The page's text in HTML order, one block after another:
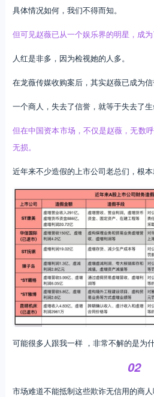
具体情况如何，我们不得而知。
但可见赵薇已从一个娱乐界的明星，成为
人红是非多，因为检视她的人多。
在龙薇传媒收购案后，其实赵薇已成为信
一个商人，失去了信誉，就等于失去了生
但在中国资本市场，不仅是赵薇，无数
无损。
近年来不少造假的上市公司老总们，根本
可能很多人跟我一样 ，非常不解的是为
02
市场难道不能抵制这些欺诈无信用的商人